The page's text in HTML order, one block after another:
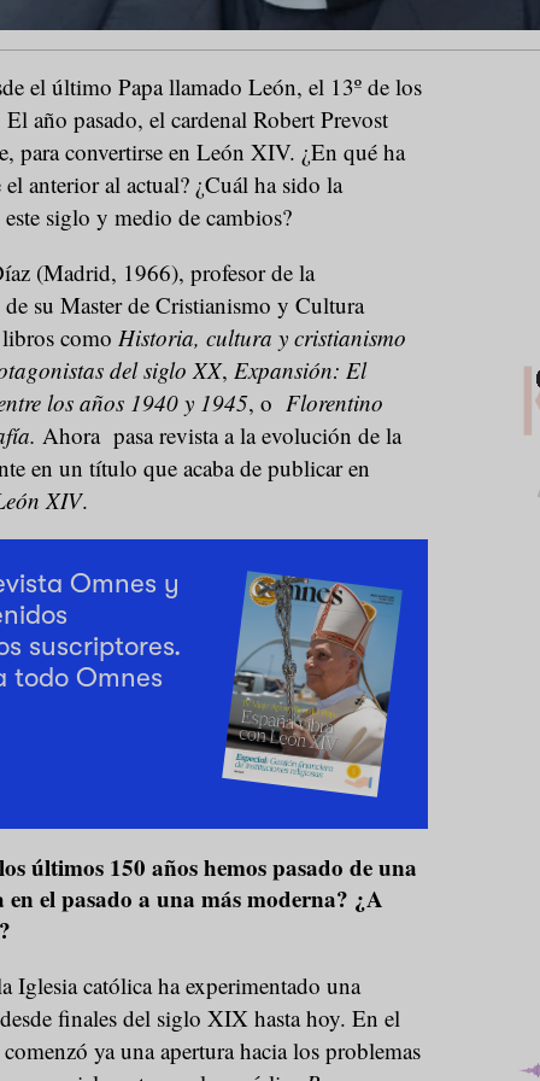
el último Papa llamado León, el 13º de los
año pasado, el cardenal Robert Prevost
para convertirse en León XIV. ¿En qué ha
anterior al actual? ¿Cuál ha sido la
siglo y medio de cambios?
(Madrid, 1966), profesor de la
su Master de Cristianismo y Cultura
como Historia, cultura y cristianismo
del siglo XX, Expansión: El
los años 1940 y 1945, o Florentino
Ahora pasa revista a la evolución de la
en un título que acaba de publicar en
XIV.
Omnes y
suscriptores.
todo Omnes
últimos 150 años hemos pasado de una
el pasado a una más moderna? ¿A
Iglesia católica ha experimentado una
finales del siglo XIX hasta hoy. En el
ya una apertura hacia los problemas